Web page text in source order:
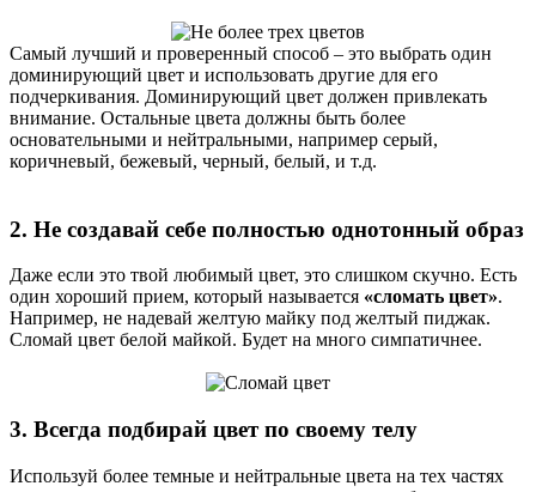
Самый лучший и проверенный способ – это выбрать один
доминирующий цвет и использовать другие для его
подчеркивания. Доминирующий цвет должен привлекать
внимание. Остальные цвета должны быть более
основательными и нейтральными, например серый,
коричневый, бежевый, черный, белый, и т.д.
2. Не создавай себе полностью однотонный образ
Даже если это твой любимый цвет, это слишком скучно. Есть
один хороший прием, который называется «сломать цвет».
Например, не надевай желтую майку под желтый пиджак.
Сломай цвет белой майкой. Будет на много симпатичнее.
3. Всегда подбирай цвет по своему телу
Используй более темные и нейтральные цвета на тех частях